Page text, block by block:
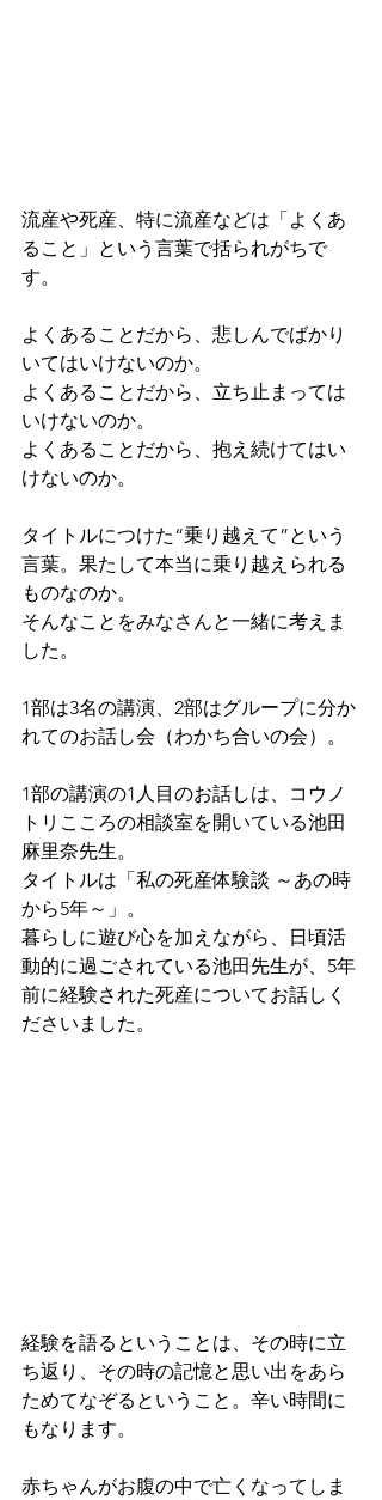
流産や死産、特に流産などは「よくあ
ること」という言葉で括られがちで
す。
よくあることだから、悲しんでばかり
いてはいけないのか。
よくあることだから、立ち止まっては
いけないのか。
よくあることだから、抱え続けてはい
けないのか。
タイトルにつけた“乗り越えて”という
言葉。果たして本当に乗り越えられる
ものなのか。
そんなことをみなさんと一緒に考えま
した。
1部は3名の講演、2部はグループに分か
れてのお話し会（わかち合いの会）。
1部の講演の1人目のお話しは、コウノ
トリこころの相談室を開いている池田
麻里奈先生。
タイトルは「私の死産体験談 ～あの時
から5年～」。
暮らしに遊び心を加えながら、日頃活
動的に過ごされている池田先生が、5年
前に経験された死産についてお話しく
ださいました。
経験を語るということは、その時に立
ち返り、その時の記憶と思い出をあら
ためてなぞるということ。辛い時間に
もなります。
赤ちゃんがお腹の中で亡くなってしま